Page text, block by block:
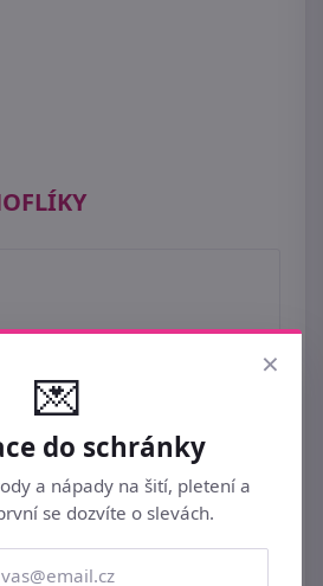
×
💌
do schránky
a nápady na šití, pletení a
se dozvíte o slevách.